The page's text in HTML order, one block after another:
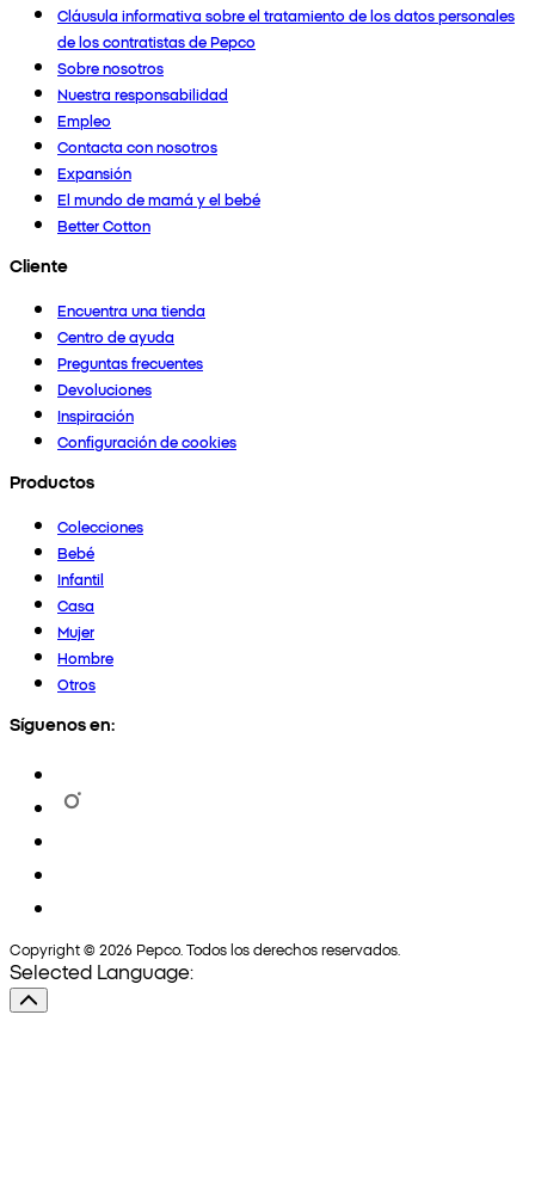
Cláusula informativa sobre el tratamiento de los datos personales
de los contratistas de Pepco
Sobre nosotros
Nuestra responsabilidad
Empleo
Contacta con nosotros
Expansión
El mundo de mamá y el bebé
Better Cotton
Cliente
Encuentra una tienda
Centro de ayuda
Preguntas frecuentes
Devoluciones
Inspiración
Configuración de cookies
Productos
Colecciones
Bebé
Infantil
Casa
Mujer
Hombre
Otros
Síguenos en:
Copyright © 2026 Pepco. Todos los derechos reservados.
Selected Language: